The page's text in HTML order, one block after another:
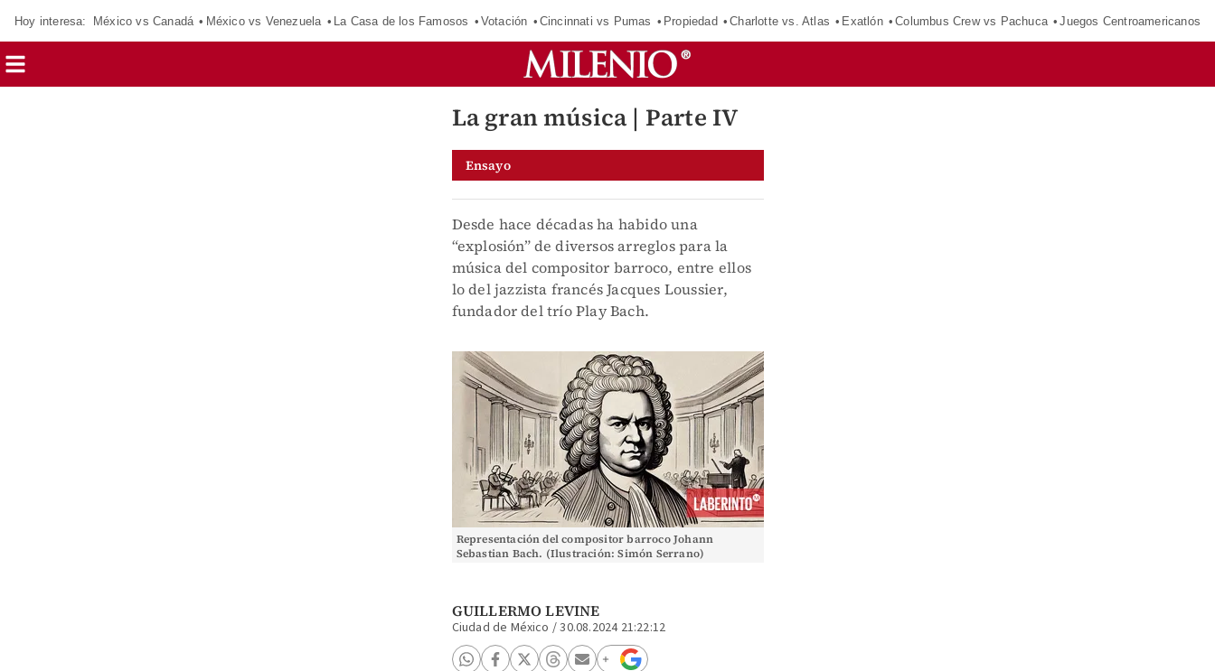
Hoy interesa: México vs Canadá México vs Venezuela La Casa de los Famosos Votación Cincinnati vs Pumas Propiedad Charlotte vs. Atlas Exatlón Columbus Crew vs Pachuca Juegos Centroamericanos
La gran música | Parte IV
Ensayo
Desde hace décadas ha habido una
“explosión” de diversos arreglos para la
música del compositor barroco, entre ellos
lo del jazzista francés Jacques Loussier,
fundador del trío Play Bach.
Representación del compositor barroco Johann
Sebastian Bach. (Ilustración: Simón Serrano)
GUILLERMO LEVINE
Ciudad de México /30.08.2024 21:22:12